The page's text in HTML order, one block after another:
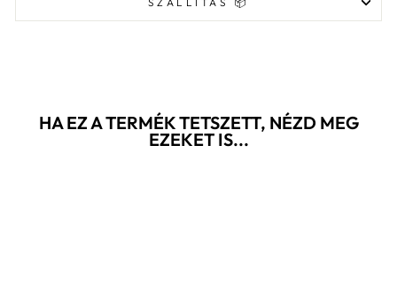
HA EZ A TERMÉK TETSZETT, NÉZD MEG
EZEKET IS...